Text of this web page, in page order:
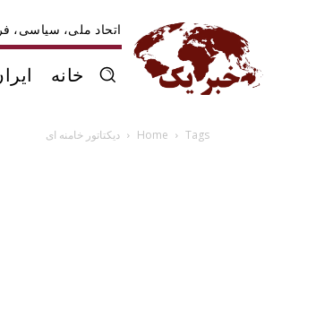
اتحاد ملی، سیاسی،
خانه
Home Tags دیکتاتور خامنه ای